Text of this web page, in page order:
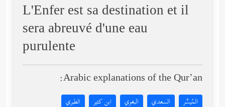
L'Enfer est sa destination et il
sera abreuvé d'une eau
purulente
Arabic explanations of the Qur’an:
المُيسَّر السعدي البغوي ابن كثير الطبري